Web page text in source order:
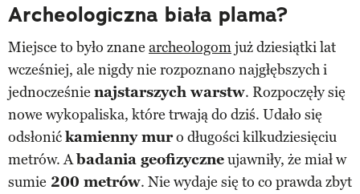
Archeologiczna biała plama?
Miejsce to było znane archeologomjuż dziesiątki lat
wcześniej, ale nigdy nie rozpoznano najgłębszych i
jednocześnie najstarszych warstw. Rozpoczęły się
nowe wykopaliska, które trwają do dziś. Udało się
odsłonićkamienny muro długości kilkudziesięciu
metrów. Abadania geofizyczneujawniły, że miał w
sumie 200 metrów. Nie wydaje się to co prawda zbyt